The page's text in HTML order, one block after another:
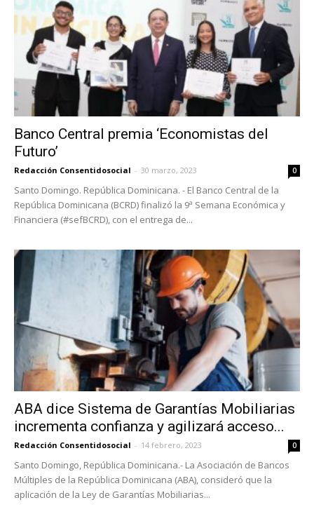
Banco Central premia ‘Economistas del
Futuro’
Redacción Consentidosocial - 30 marzo, 2023 0
Santo Domingo. República Dominicana. - El Banco Central de la
República Dominicana (BCRD) finalizó la 9ª Semana Económica y
Financiera (#sefBCRD), con el entrega de...
ABA dice Sistema de Garantías Mobiliarias
incrementa confianza y agilizará acceso...
Redacción Consentidosocial - 14 febrero, 2023 0
Santo Domingo, República Dominicana.- La Asociación de Bancos
Múltiples de la República Dominicana (ABA), consideró que la
aplicación de la Ley de Garantías Mobiliarias...